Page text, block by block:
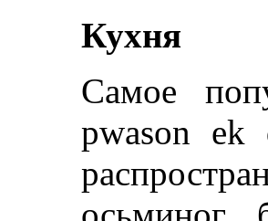
Кухня
Самое
pwason